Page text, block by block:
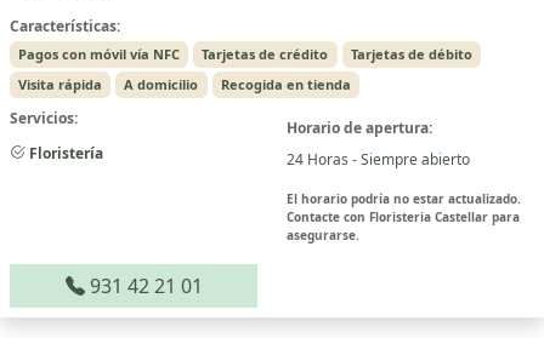
Características:
Pagos con móvil vía NFC Tarjetas de crédito
Tarjetas de débito
Visita rápida
A domicilio Recogida en tienda
Servicios:
Floristería
Horario de apertura:
24 Horas - Siempre abierto
El horario podría no estar actualizado.
Contacte con Floristeria Castellar para
asegurarse.
931 42 21 01